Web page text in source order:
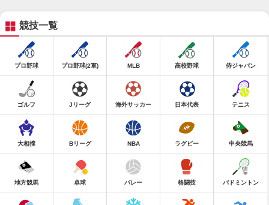
競技一覧
プロ野球 プロ野球(2軍) MLB 高校野球 侍ジャパン
ゴルフ Jリーグ 海外サッカー 日本代表 テニス
大相撲 Bリーグ NBA ラグビー 中央競馬
地方競馬 卓球 バレー 格闘技 バドミントン